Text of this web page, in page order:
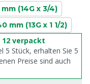
(14G x 3/4)
mm (13G x 1 1/2)
verpackt
5 Stück, erhalten Sie 5
Preise sind auch